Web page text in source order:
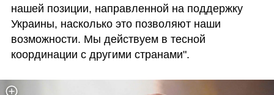
нашей позиции, направленной на поддержку
Украины, насколько это позволяют наши
возможности. Мы действуем в тесной
координации с другими странами".